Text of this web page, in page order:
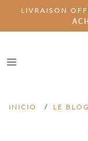
LIVRAISON
INICIO / LE BLOG